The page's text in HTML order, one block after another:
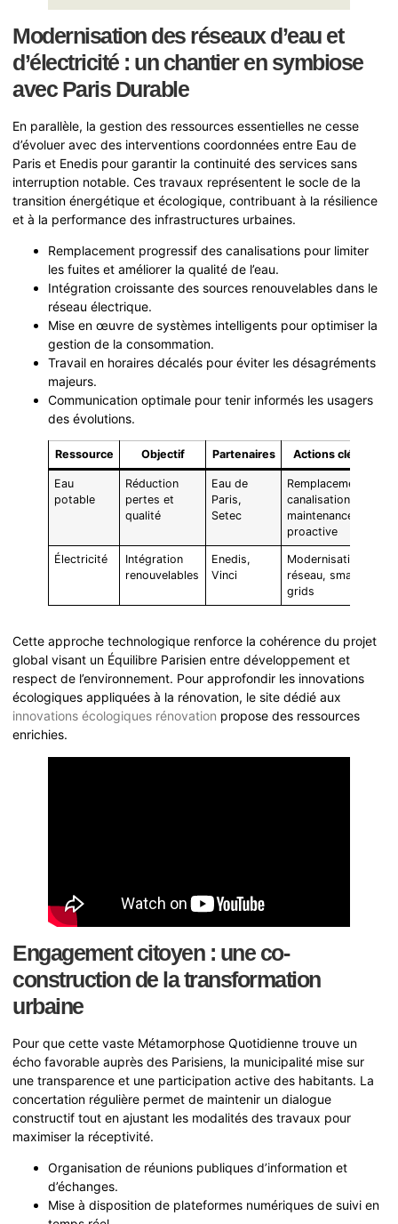
Modernisation des réseaux d’eau et
d’électricité : un chantier en symbiose
avec Paris Durable
En parallèle, la gestion des ressources essentielles ne cesse
d’évoluer avec des interventions coordonnées entre Eau de
Paris et Enedis pour garantir la continuité des services sans
interruption notable. Ces travaux représentent le socle de la
transition énergétique et écologique, contribuant à la résilience
et à la performance des infrastructures urbaines.
Remplacement progressif des canalisations pour limiter
les fuites et améliorer la qualité de l’eau.
Intégration croissante des sources renouvelables dans le
réseau électrique.
Mise en œuvre de systèmes intelligents pour optimiser la
gestion de la consommation.
Travail en horaires décalés pour éviter les désagréments
majeurs.
Communication optimale pour tenir informés les usagers
des évolutions.
Ressource Objectif Partenaires Actions clés
Eau
potable
Réduction
pertes et
qualité
Eau de
Paris,
Setec
Remplacement
canalisations,
maintenance
proactive
Électricité
Intégration
renouvelables
Enedis,
Vinci
Modernisation
réseau, smart
grids
Cette approche technologique renforce la cohérence du projet
global visant un Équilibre Parisien entre développement et
respect de l’environnement. Pour approfondir les innovations
écologiques appliquées à la rénovation, le site dédié aux
innovations écologiques rénovation propose des ressources
enrichies.
Engagement citoyen : une co-
construction de la transformation
urbaine
Pour que cette vaste Métamorphose Quotidienne trouve un
écho favorable auprès des Parisiens, la municipalité mise sur
une transparence et une participation active des habitants. La
concertation régulière permet de maintenir un dialogue
constructif tout en ajustant les modalités des travaux pour
maximiser la réceptivité.
Organisation de réunions publiques d’information et
d’échanges.
Mise à disposition de plateformes numériques de suivi en